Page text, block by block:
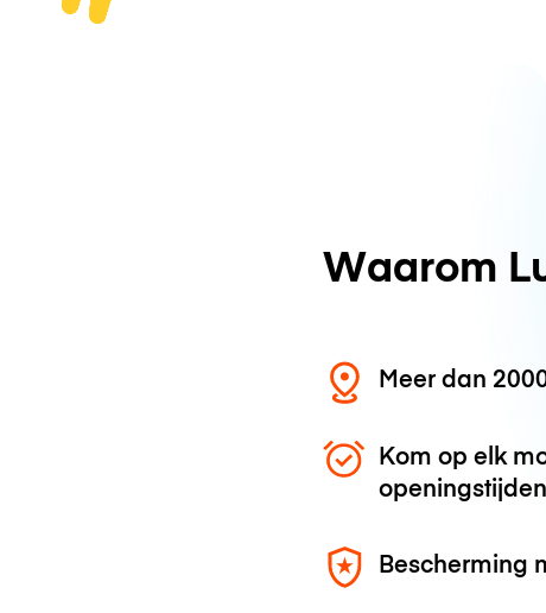
Waarom
Meer dan
Kom op elk
openingstijden
Bescherming